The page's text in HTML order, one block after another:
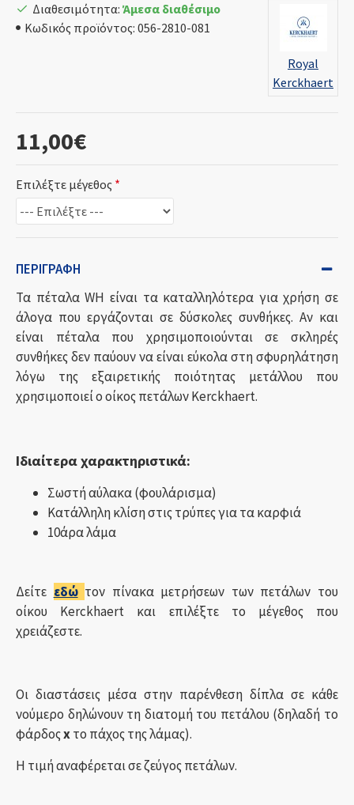
11,00€
Διαθεσιμότητα: Άμεσα διαθέσιμο
Κωδικός προϊόντος: 056-2810-081
Royal
Kerckhaert
Επιλέξτε μέγεθος
ΠΕΡΙΓΡΑΦΉ
Τα πέταλα WH είναι τα καταλληλότερα για χρήση σε
άλογα που εργάζονται σε δύσκολες συνθήκες. Αν και
είναι πέταλα που χρησιμοποιούνται σε σκληρές
συνθήκες δεν παύουν να είναι εύκολα στη σφυρηλάτηση
λόγω της εξαιρετικής ποιότητας μετάλλου που
χρησιμοποιεί ο οίκος πετάλων Kerckhaert.
Ιδιαίτερα χαρακτηριστικά:
Σωστή αύλακα (φουλάρισμα)
Κατάλληλη κλίση στις τρύπες για τα καρφιά
10άρα λάμα
Δείτε εδώ τον πίνακα μετρήσεων των πετάλων του
οίκου Kerckhaert και επιλέξτε το μέγεθος που
χρειάζεστε.
Οι διαστάσεις μέσα στην παρένθεση δίπλα σε κάθε
νούμερο δηλώνουν τη διατομή του πετάλου (δηλαδή το
φάρδοςxτο πάχος της λάμας).
Η τιμή αναφέρεται σε ζεύγος πετάλων.